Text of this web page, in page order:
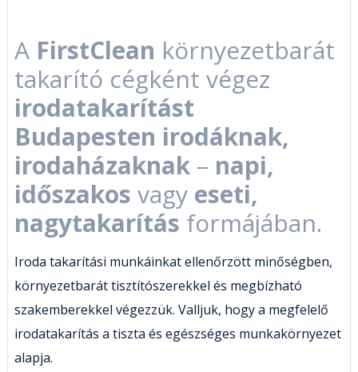
A FirstClean környezetbarát
takarító cégként végez
irodatakarítást
Budapesten irodáknak,
irodaházaknak– napi,
időszakos vagy eseti,
nagytakarítás formájában.
Iroda takarítási munkáinkat ellenőrzött minőségben,
környezetbarát tisztítószerekkel és megbízható
szakemberekkel végezzük. Valljuk, hogy a megfelelő
irodatakarítás a tiszta és egészséges munkakörnyezet
alapja.